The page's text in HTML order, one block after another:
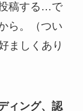
稿する…で
ら。（つい
ましくあり
ィング、認